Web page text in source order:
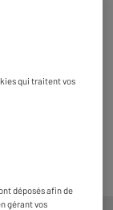
qui traitent vos
déposés afin de
gérant vos